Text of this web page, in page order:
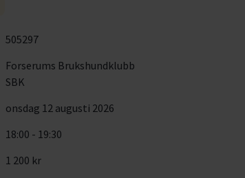
505297
Forserums Brukshundklubb
SBK
onsdag 12 augusti 2026
18:00 - 19:30
1 200 kr